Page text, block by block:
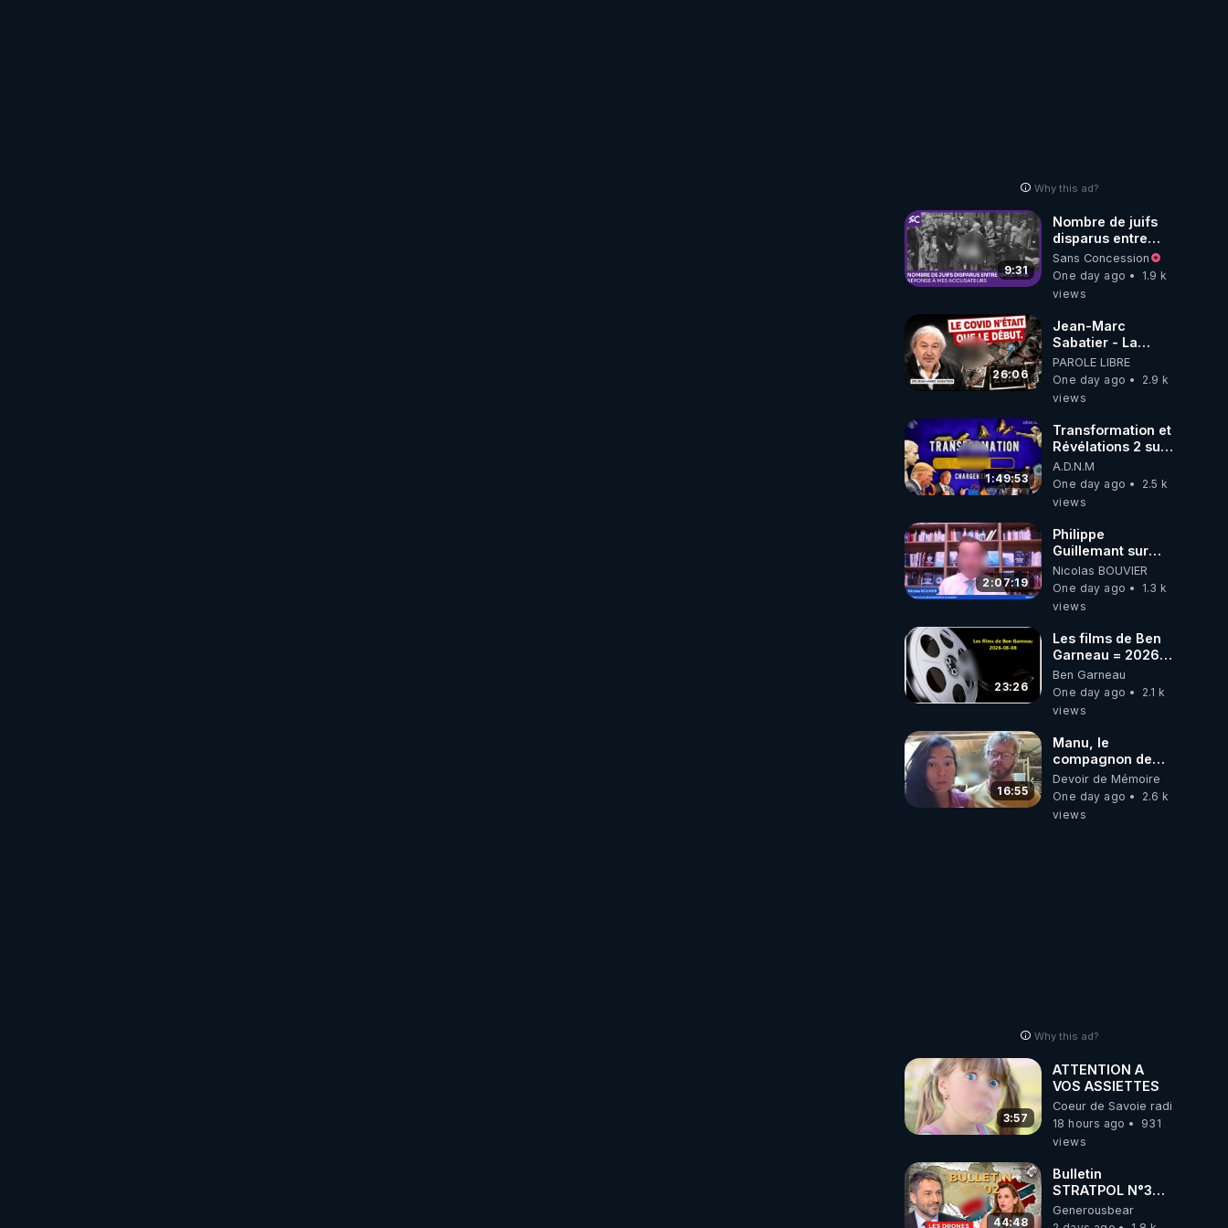
Why this ad?
9:31
Nombre de juifs
disparus entre
1941 et 1945
(Réponse à mes
accusateurs)
Sans Concession
One day ago
1.9 k
views
26:06
Jean-Marc
Sabatier - La
Covid-19 n'a été
que le début -
L'ARNm &
où auront-t-il ?
PAROLE LIBRE
One day ago
2.9 k
views
1:49:53
Transformation et
Révélations 2 sur
2 - live du
07/08/26
A.D.N.M
One day ago
2.5 k
views
2:07:19
Philippe
Guillemant sur
l’IA, la conscience
et les OVNI
Nicolas BOUVIER
One day ago
1.3 k
views
23:26
Les films de Ben
Garneau = 2026-
08-08
Ben Garneau
One day ago
2.1 k
views
16:55
Manu, le
compagnon de
Kyria, raconte sa
garde à vue
musclée.
Devoir de Mémoire
One day ago
2.6 k
views
Why this ad?
3:57
ATTENTION A
VOS ASSIETTES
Coeur de Savoie radioweb TV
18 hours ago
931
views
44:48
Bulletin
STRATPOL N°302.
Armée des
drones, MS-21 en
Generousbear